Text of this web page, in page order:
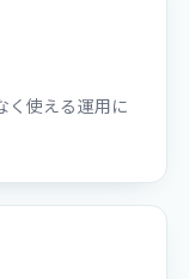
く使える運用に